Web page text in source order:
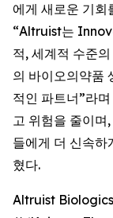
에게 새로운 기회
“Altruist는
적, 세계적 수준
의 바이오의약품
적인 파트너”라
고 위험을 줄이며
들에게 더 신속하
혔다.
Altruist Biologics